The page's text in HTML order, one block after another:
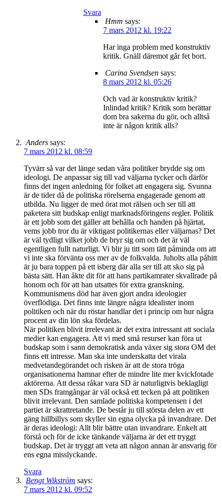
Svara
Hmm says:
7 mars 2012 kl. 19:22
Har inga problem med konstruktiv
kritik. Gnäll däremot går fet bort.
Carina Svendsen says:
8 mars 2012 kl. 05:26
Och vad är konstruktiv kritik?
Inlindad kritik? Kritik som berättar
dom bra sakerna du gör, och alltså
inte är någon kritik alls?
Anders says:
7 mars 2012 kl. 08:59
Tyvärr så var det länge sedan våra politiker brydde sig om
ideologi. De anpassar sig till vad väljarna tycker och därför
finns det ingen anledning för folket att engagera sig. Svunna
är de tider då de politiska rörelserna engagerade genom att
utbilda. Nu ligger de med örat mot rälsen och ser till att
paketera sitt budskap enligt marknadsföringens regler. Politik
är ett jobb som det gäller att behålla och handen på hjärtat,
vems jobb tror du är viktigast politikernas eller väljarnas? Det
är väl tydligt vilket jobb de bryr sig om och det är väl
egentligen fullt naturligt. Vi blir ju titt som tätt påminda om att
vi inte ska förvänta oss mer av de folkvalda. Juholts alla påhitt
är ju bara toppen på ett isberg där alla ser till att sko sig på
bästa sätt. Han åkte dit för att hans partikamrater skvallrade på
honom och för att han utsattes för extra granskning.
Kommunismens död har även gjort andra ideologier
överflödiga. Det finns inte längre några idealister inom
politiken och när du röstar handlar det i princip om hur några
procent av din lön ska fördelas.
När politiken blivit irrelevant är det extra intressant att sociala
medier kan engagera. Att vi med små resurser kan föra ut
budskap som i sann demokratisk anda växer sig stora OM det
finns ett intresse. Man ska inte underskatta det virala
medvetandegörandet och risken är att de stora tröga
organisationerna hamnar efter de mindre lite mer kvickfotade
aktörerna. Att dessa råkar vara SD är naturligtvis beklagligt
men SDs framgångar är väl också ett tecken på att politiken
blivit irrelevant. Den samlade politiska kompetensen i det
partiet är skrattretande. De består ju till största delen av ett
gäng hillbillys som skyller sin egna olycka på invandrare. Det
är deras ideologi: Allt blir bättre utan invandrare. Enkelt att
förstå och för de icke tänkande väljarna är det ett tryggt
budskap. Det är tryggt att veta att någon annan är ansvarig för
ens egna misslyckande.
Svara
Bengt Wikström says:
7 mars 2012 kl. 09:52